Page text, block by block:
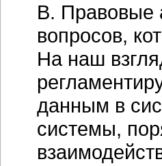
В. Правовые
вопросов,
На наш
данным в
системы,